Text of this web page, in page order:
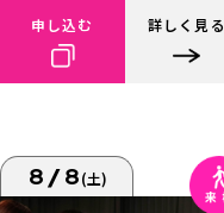
申し込む 詳しく見る
8/8(土)